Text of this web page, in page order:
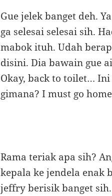
Gue jelek banget deh.
ga selesai selesai sih.
mabok ituh. Udah
disini. Dia bawain gue
Okay, back to toilet…
gimana? I must go
Rama teriak apa sih?
kepala ke jendela enak
jeffry berisik banget